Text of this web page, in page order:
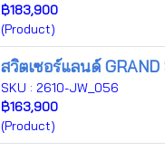
฿183,900
(Product)
สวิตเซอร์แลนด์
SKU : 2610-JW_056
฿163,900
(Product)